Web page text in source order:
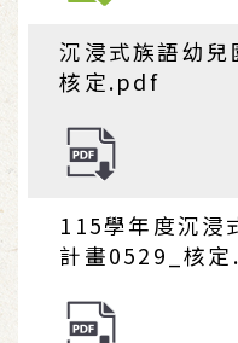
沉浸式族語幼
核定.pdf
115學年度沉浸
計畫0529_核